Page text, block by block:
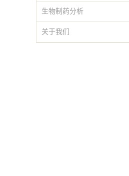
生物制药分析
关于我们